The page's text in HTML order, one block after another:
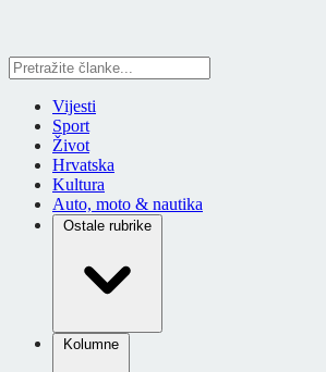
Vijesti
Sport
Život
Hrvatska
Kultura
Auto, moto & nautika
Ostale rubrike
Kolumne